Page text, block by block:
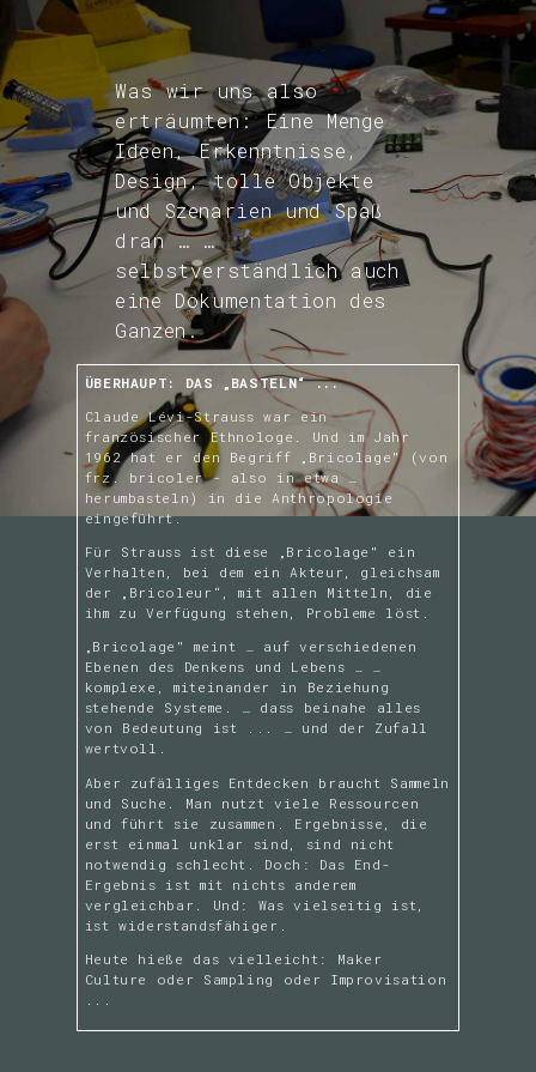
Was wir uns also
erträumten: Eine Menge
Ideen, Erkenntnisse,
Design, tolle Objekte
und Szenarien und Spaß
dran … …
selbstverständlich auch
eine Dokumentation des
Ganzen.
ÜBERHAUPT: DAS „BASTELN“ ...
Claude Lévi-Strauss war ein
französischer Ethnologe. Und im Jahr
1962 hat er den Begriff „Bricolage" (von
frz. bricoler - also in etwa …
herumbasteln) in die Anthropologie
eingeführt.
Für Strauss ist diese „Bricolage" ein
Verhalten, bei dem ein Akteur, gleichsam
der „Bricoleur“, mit allen Mitteln, die
ihm zu Verfügung stehen, Probleme löst.
„Bricolage" meint … auf verschiedenen
Ebenen des Denkens und Lebens … …
komplexe, miteinander in Beziehung
stehende Systeme. … dass beinahe alles
von Bedeutung ist ... … und der Zufall
wertvoll.
Aber zufälliges Entdecken braucht Sammeln
und Suche. Man nutzt viele Ressourcen
und führt sie zusammen. Ergebnisse, die
erst einmal unklar sind, sind nicht
notwendig schlecht. Doch: Das End-
Ergebnis ist mit nichts anderem
vergleichbar. Und: Was vielseitig ist,
ist widerstandsfähiger.
Heute hieße das vielleicht: Maker
Culture oder Sampling oder Improvisation
Alter,